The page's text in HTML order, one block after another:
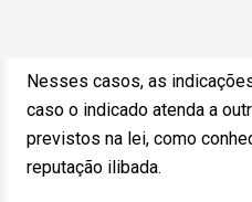
Nesses casos, as
caso o indicado atenda a
previstos na lei, como
reputação ilibada.